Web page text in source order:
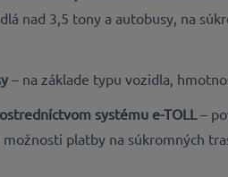
nad 3,5 tony a autobusy, na
– na základe typu vozidla,
systému e-TOLL –
platby na súkromných